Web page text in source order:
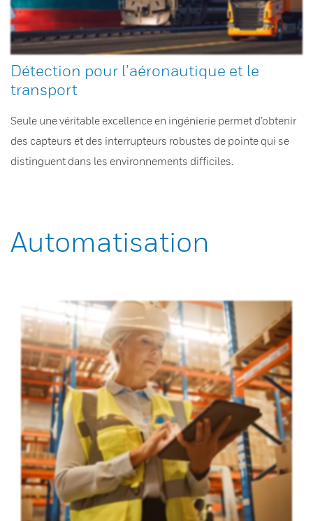
Détection pour l’aéronautique et le
transport
Seule une véritable excellence en ingénierie permet d’obtenir
des capteurs et des interrupteurs robustes de pointe qui se
distinguent dans les environnements difficiles.
Automatisation